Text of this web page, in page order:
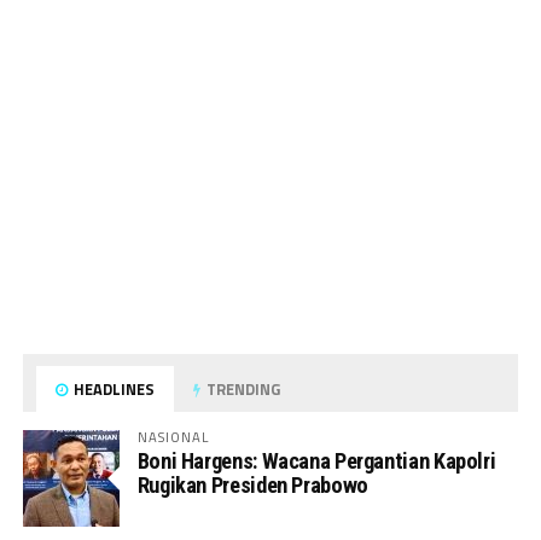
HEADLINES TRENDING
NASIONAL
Boni Hargens: Wacana Pergantian Kapolri
Rugikan Presiden Prabowo